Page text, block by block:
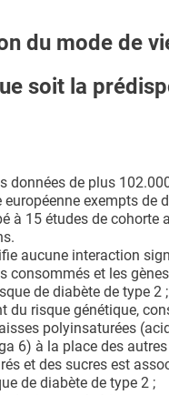
du mode de
soit la
données de plus
exempts de
à 15 études de cohorte
aucune interaction
consommés et les gènes
de diabète de type 2 ;
du risque génétique,
polyinsaturées
6) à la place des
et des sucres est
de diabète de type 2 ;